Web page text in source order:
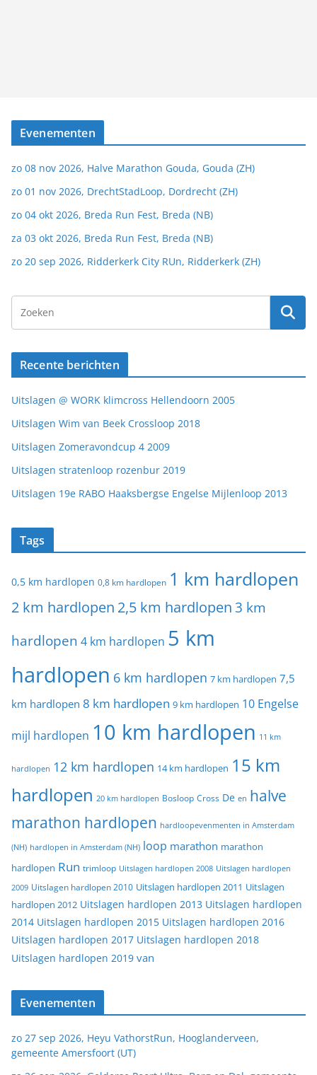
Evenementen
zo 08 nov 2026, Halve Marathon Gouda, Gouda (ZH)
zo 01 nov 2026, DrechtStadLoop, Dordrecht (ZH)
zo 04 okt 2026, Breda Run Fest, Breda (NB)
za 03 okt 2026, Breda Run Fest, Breda (NB)
zo 20 sep 2026, Ridderkerk City RUn, Ridderkerk (ZH)
Recente berichten
Uitslagen @ WORK klimcross Hellendoorn 2005
Uitslagen Wim van Beek Crossloop 2018
Uitslagen Zomeravondcup 4 2009
Uitslagen stratenloop rozenbur 2019
Uitslagen 19e RABO Haaksbergse Engelse Mijlenloop 2013
Tags
0,5 km hardlopen 0,8 km hardlopen 1 km hardlopen
2 km hardlopen 2,5 km hardlopen 3 km
hardlopen 4 km hardlopen 5 km
hardlopen 6 km hardlopen 7 km hardlopen 7,5
km hardlopen 8 km hardlopen 9 km hardlopen 10 Engelse
mijl hardlopen 10 km hardlopen 11 km
hardlopen 12 km hardlopen 14 km hardlopen 15 km
hardlopen 20 km hardlopen Bosloop Cross De en halve
marathon hardlopen hardloopevenmenten in Amsterdam
(NH) hardlopen in Amsterdam (NH) loop marathon marathon
hardlopen Run trimloop Uitslagen hardlopen 2008 Uitslagen hardlopen
2009 Uitslagen hardlopen 2010 Uitslagen hardlopen 2011 Uitslagen
hardlopen 2012 Uitslagen hardlopen 2013 Uitslagen hardlopen
2014 Uitslagen hardlopen 2015 Uitslagen hardlopen 2016
Uitslagen hardlopen 2017 Uitslagen hardlopen 2018
Uitslagen hardlopen 2019 van
Evenementen
zo 27 sep 2026, Heyu VathorstRun, Hooglanderveen,
gemeente Amersfoort (UT)